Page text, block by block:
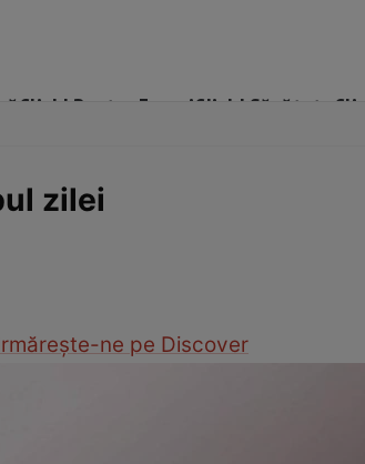
Click! Pentru FemeiClick! Sănătate
zilei
ne pe Discover